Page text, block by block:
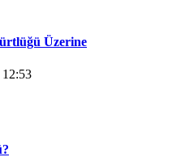
Üzerine